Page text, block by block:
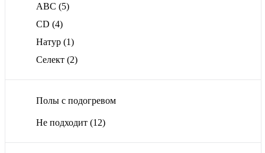
ABС (5)
CD (4)
Натур (1)
Селект (2)
Полы с подогревом
Не подходит (12)